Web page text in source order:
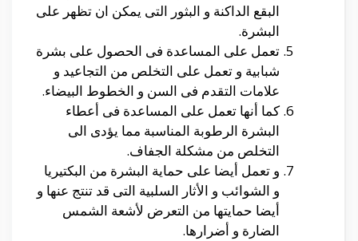
البقع الداكنة و البثور التى يمكن ان تظهر على
البشرة.
تعمل على المساعدة فى الحصول على بشرة
شبابية و تعمل على التخلص من التجاعيد و
علامات التقدم فى السن و الخطوط البيضاء.
كما أنها تعمل على المساعدة فى أعطاء
البشرة الرطوبة المناسبة مما يؤدى الى
التخلص من مشكلة الجفاف.
و تعمل أيضا على حماية البشرة من البكتيريا
و الشوائب و الأثار السلبية التى قد تنتج عنها و
أيضا حمايتها من التعرض لأشعة الشمس
الضارة و أضرارها.